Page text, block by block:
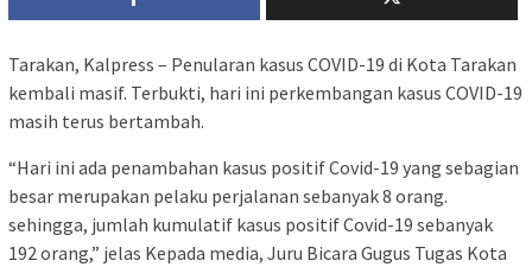
Tarakan, Kalpress – Penularan kasus COVID-19 di Kota Tarakan
kembali masif. Terbukti, hari ini perkembangan kasus COVID-19
masih terus bertambah.
“Hari ini ada penambahan kasus positif Covid-19 yang sebagian
besar merupakan pelaku perjalanan sebanyak 8 orang.
sehingga, jumlah kumulatif kasus positif Covid-19 sebanyak
192 orang,” jelas Kepada media, Juru Bicara Gugus Tugas Kota